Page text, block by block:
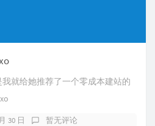
就给她推荐了一个零成本建站的
30 日 暂无评论